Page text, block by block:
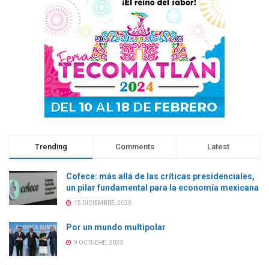
n
u
e
v
a
a
n
u
e
v
)
a
v
a
)
Trending Comments Latest
Cofece: más allá de las críticas presidenciales,
un pilar fundamental para la economía mexicana
15 DICIEMBRE, 2023
Por un mundo multipolar
9 OCTUBRE, 2023